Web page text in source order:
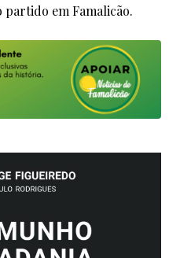
em Famalicão.